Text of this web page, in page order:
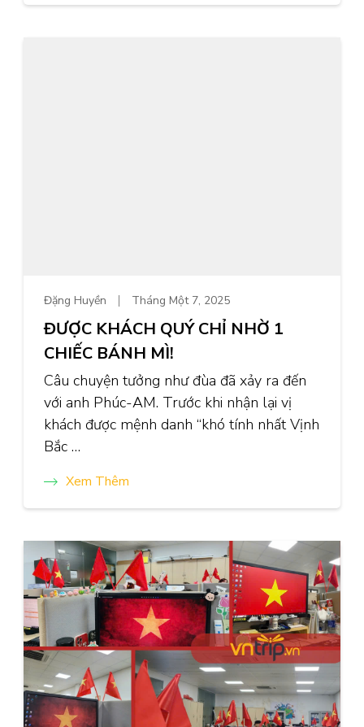
Đặng Huyền Tháng Một 7, 2025
ĐƯỢC KHÁCH QUÝ CHỈ NHỜ 1
CHIẾC BÁNH MÌ!
Câu chuyện tưởng như đùa đã xảy ra đến
với anh Phúc-AM. Trước khi nhận lại vị
khách được mệnh danh “khó tính nhất Vịnh
Bắc …
Xem Thêm